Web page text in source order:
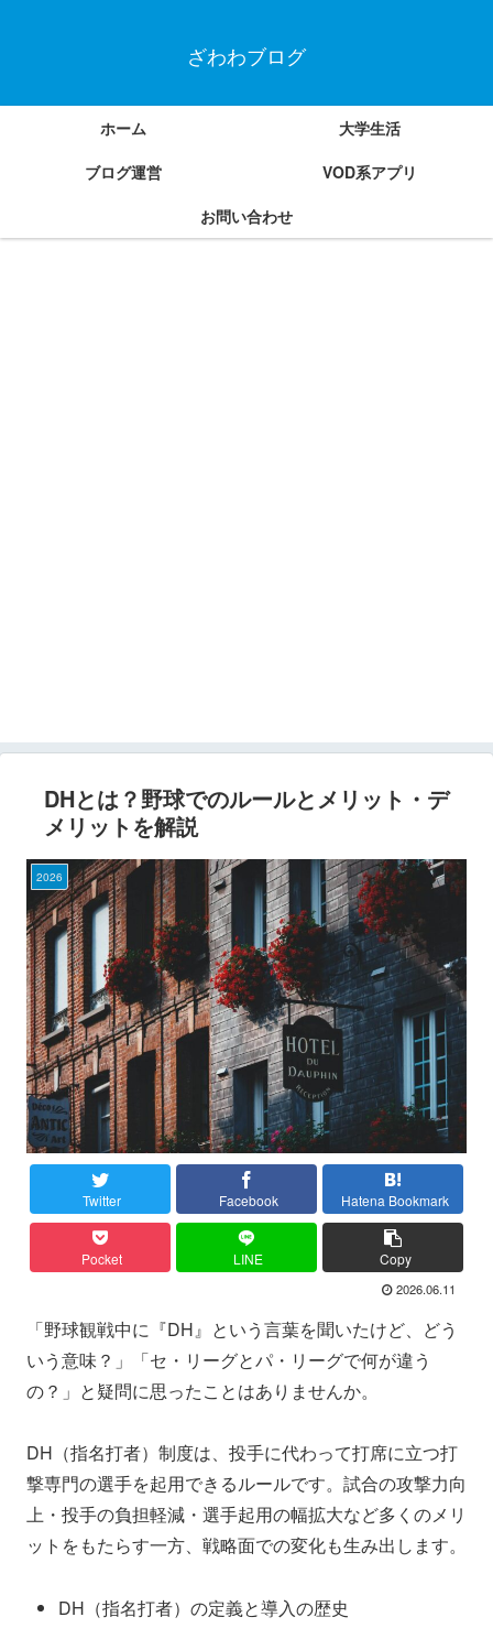
ざわわブログ
ホーム
大学生活
ブログ運営
VOD系アプリ
お問い合わせ
DHとは？野球でのルールとメリット・デ
メリットを解説
2026
Twitter Facebook Hatena Bookmark
Pocket LINE Copy
2026.06.11
「野球観戦中に『DH』という言葉を聞いたけど、どう
いう意味？」「セ・リーグとパ・リーグで何が違う
の？」と疑問に思ったことはありませんか。
DH（指名打者）制度は、投手に代わって打席に立つ打
撃専門の選手を起用できるルールです。試合の攻撃力向
上・投手の負担軽減・選手起用の幅拡大など多くのメリ
ットをもたらす一方、戦略面での変化も生み出します。
DH（指名打者）の定義と導入の歴史